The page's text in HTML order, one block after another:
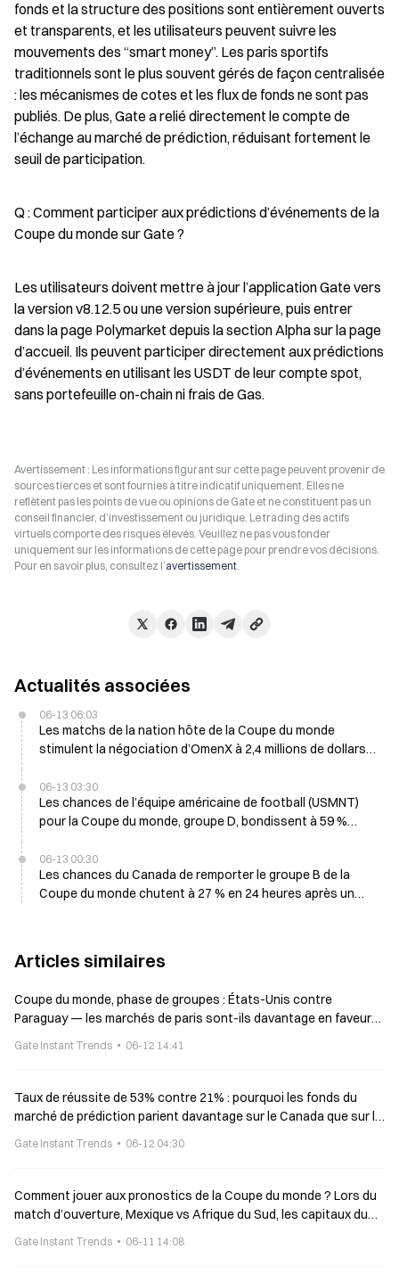
fonds et la structure des positions sont entièrement ouverts
et transparents, et les utilisateurs peuvent suivre les
mouvements des “smart money”. Les paris sportifs
traditionnels sont le plus souvent gérés de façon centralisée
: les mécanismes de cotes et les flux de fonds ne sont pas
publiés. De plus, Gate a relié directement le compte de
l’échange au marché de prédiction, réduisant fortement le
seuil de participation.
Q : Comment participer aux prédictions d’événements de la
Coupe du monde sur Gate ?
Les utilisateurs doivent mettre à jour l’application Gate vers
la version v8.12.5 ou une version supérieure, puis entrer
dans la page Polymarket depuis la section Alpha sur la page
d’accueil. Ils peuvent participer directement aux prédictions
d’événements en utilisant les USDT de leur compte spot,
sans portefeuille on-chain ni frais de Gas.
Avertissement : Les informations figurant sur cette page peuvent provenir de
sources tierces et sont fournies à titre indicatif uniquement. Elles ne
reflètent pas les points de vue ou opinions de Gate et ne constituent pas un
conseil financier, d’investissement ou juridique. Le trading des actifs
virtuels comporte des risques élevés. Veuillez ne pas vous fonder
uniquement sur les informations de cette page pour prendre vos décisions.
Pour en savoir plus, consultez l’avertissement.
Actualités associées
06-13 06:03
Les matchs de la nation hôte de la Coupe du monde
stimulent la négociation d’OmenX à 2,4 millions de dollars
06-13 03:30
Les chances de l’équipe américaine de football (USMNT)
pour la Coupe du monde, groupe D, bondissent à 59 %
en 24 heures
06-13 00:30
Les chances du Canada de remporter le groupe B de la
Coupe du monde chutent à 27 % en 24 heures après un
Articles similaires
Coupe du monde, phase de groupes : États-Unis contre
Paraguay — les marchés de paris sont-ils davantage en faveur
Gate Instant Trends 06-12 14:41
Taux de réussite de 53% contre 21% : pourquoi les fonds du
marché de prédiction parient davantage sur le Canada que sur la
Gate Instant Trends 06-12 04:30
Comment jouer aux pronostics de la Coupe du monde ? Lors du
match d’ouverture, Mexique vs Afrique du Sud, les capitaux du
Gate Instant Trends 06-11 14:08